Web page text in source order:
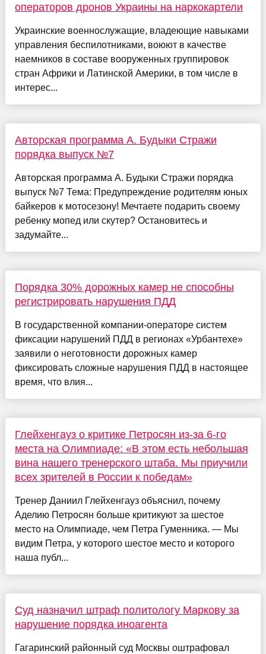
операторов дронов Украины на наркокартели
Украинские военнослужащие, владеющие навыками
управления беспилотниками, воюют в качестве
наемников в составе вооруженных группировок
стран Африки и Латинской Америки, в том числе в
интерес...
Авторская программа А. Будыки Стражи
порядка выпуск №7
Авторская программа А. Будыки Стражи порядка
выпуск №7 Тема: Предупреждение родителям юных
байкеров к мотосезону! Мечтаете подарить своему
ребенку мопед или скутер? Остановитесь и
задумайте...
Порядка 30% дорожных камер не способны
регистрировать нарушения ПДД
В государственной компании-операторе систем
фиксации нарушений ПДД в регионах «Урбантехе»
заявили о неготовности дорожных камер
фиксировать сложные нарушения ПДД в настоящее
время, что влия...
Глейхенгауз о критике Петросян из-за 6-го
места на Олимпиаде: «В этом есть небольшая
вина нашего тренерского штаба. Мы приучили
всех зрителей в России к победам»
Тренер Даниил Глейхенгауз объяснил, почему
Аделию Петросян больше критикуют за шестое
место на Олимпиаде, чем Петра Гуменника. — Мы
видим Петра, у которого шестое место и которого
наша публ...
Суд назначил штраф политологу Маркову за
нарушение порядка иноагента
Гагаринский районный суд Москвы оштрафовал